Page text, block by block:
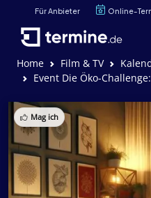
Für Anbieter Online-
Home Film & TV
Event Die Öko-Challenge: Familie Höveling - Duell
Mag ich